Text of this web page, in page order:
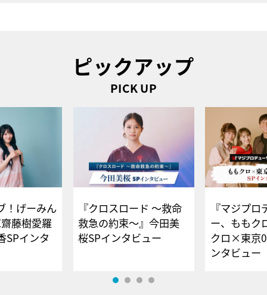
ピックアップ
PICK UP
！げーみん
藤樹愛羅
SPインタ
『クロスロード ～救命
救急の約束～』今田美
桜SPインタビュー
『マジプロ
ー、ももク
クロ×東京
ンタビュー